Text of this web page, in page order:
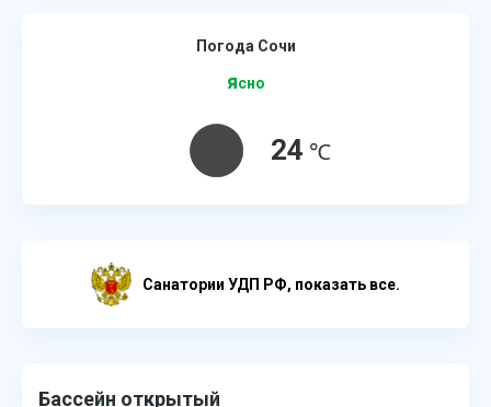
Погода Сочи
ясно
24 ℃
Cанатории УДП РФ, показать все.
Бассейн открытый